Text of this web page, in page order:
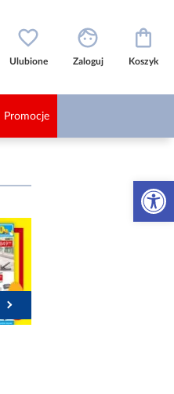
Otwórz
Ulubione Zaloguj Koszyk
Promocje